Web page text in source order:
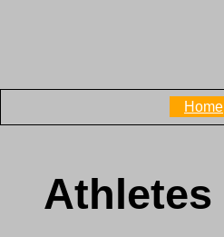
Home
Athletes